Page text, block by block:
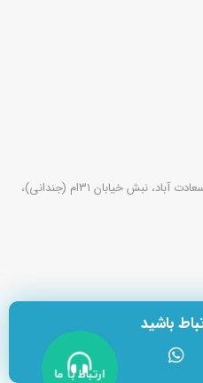
ارتباط با ما
تهران، سعادت آباد، بلوار اصلی سعادت آباد، نبش خیابان ۳۱ام (جندانی)،
W
h
باشید